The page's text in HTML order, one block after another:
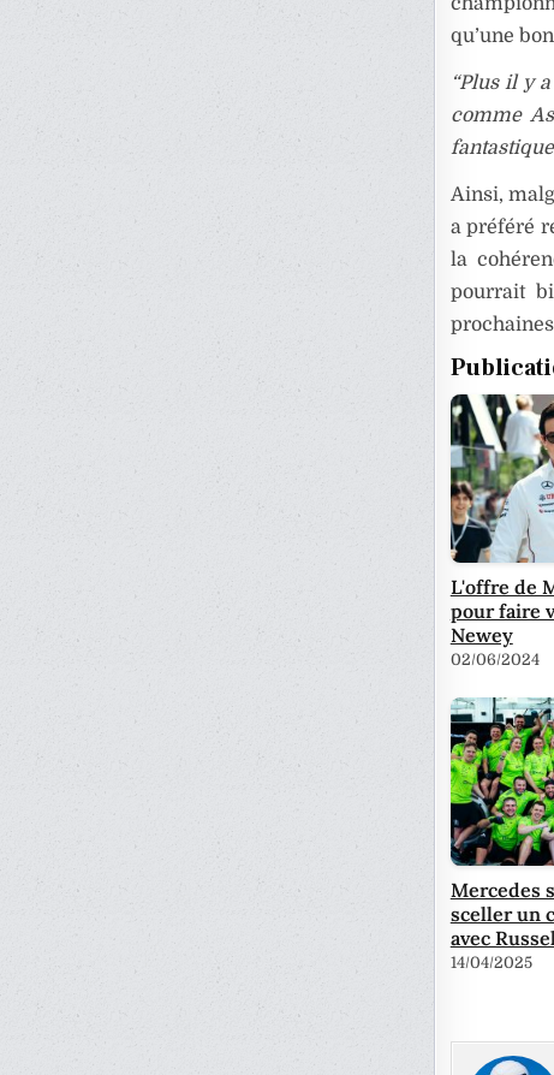
qu’une
“Plus il y
comme
fantastique
Ainsi,
a préféré
la
pourrait
L'offre de
pour faire
Newey
02/06/2024
Mercedes
sceller un
avec
14/04/2025